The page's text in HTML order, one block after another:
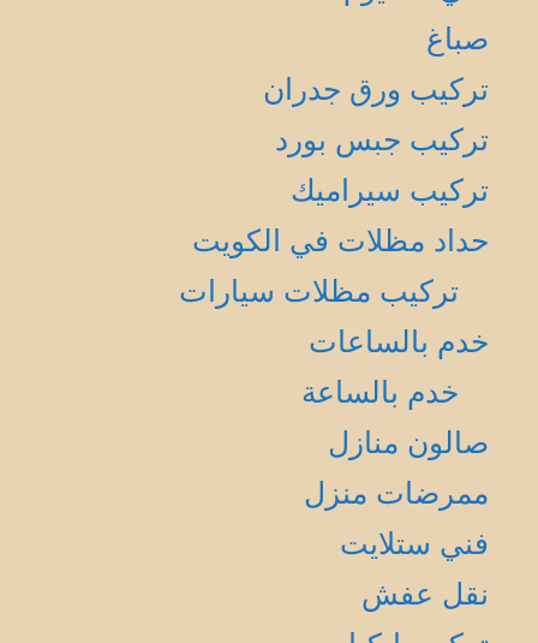
صباغ
تركيب ورق جدران
تركيب جبس بورد
تركيب سيراميك
حداد مظلات في الكويت
تركيب مظلات سيارات
خدم بالساعات
خدم بالساعة
صالون منازل
ممرضات منزل
فني ستلايت
نقل عفش